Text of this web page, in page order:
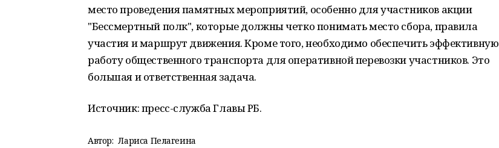
место проведения памятных мероприятий, особенно для участников акции
"Бессмертный полк", которые должны четко понимать место сбора, правила
участия и маршрут движения. Кроме того, необходимо обеспечить эффективную
работу общественного транспорта для оперативной перевозки участников. Это
большая и ответственная задача.
Источник: пресс-служба Главы РБ.
Автор: Лариса Пелагеина